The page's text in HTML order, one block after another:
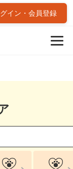
イン・会員登録